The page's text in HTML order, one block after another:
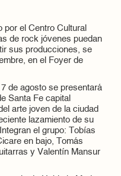
por el Centro Cultural
de rock jóvenes puedan
sus producciones, se
en el Foyer de
de agosto se presentará
Santa Fe capital
arte joven de la ciudad
lazamiento de su
el grupo: Tobías
en bajo, Tomás
y Valentín Mansur